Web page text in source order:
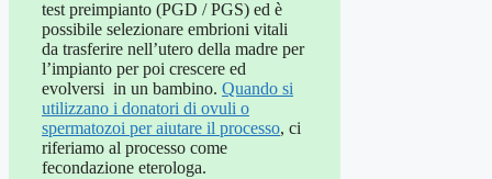
test preimpianto (PGD / PGS) ed è
possibile selezionare embrioni vitali
da trasferire nell’utero della madre per
l’impianto per poi crescere ed
evolversi in un bambino. Quando si
utilizzano i donatori di ovuli o
spermatozoi per aiutare il processo, ci
riferiamo al processo come
fecondazione eterologa.